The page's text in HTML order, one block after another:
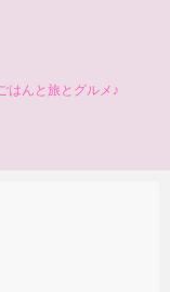
はんと旅とグルメ♪